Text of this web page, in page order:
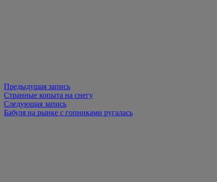
Предыдущая запись
Странные копыта на снегу
Следующая запись
Бабуля на рынке с гопниками ругалась